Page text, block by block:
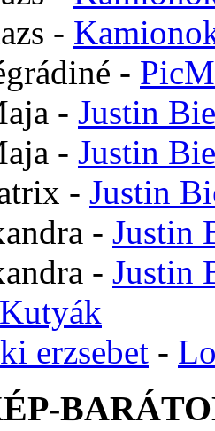
-
-
- Justin
- Justin
- Justin
- Justin
- Justin
Kutyák
erzsebet -